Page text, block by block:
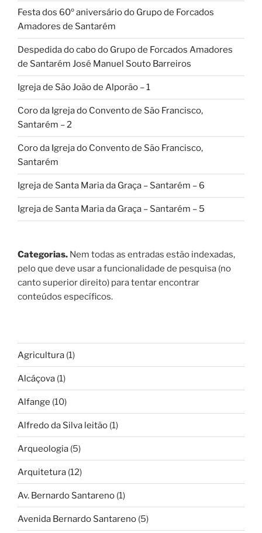
Festa dos 60º aniversário do Grupo de Forcados
Amadores de Santarém
Despedida do cabo do Grupo de Forcados Amadores
de Santarém José Manuel Souto Barreiros
Igreja de São João de Alporão – 1
Coro da Igreja do Convento de São Francisco,
Santarém – 2
Coro da Igreja do Convento de São Francisco,
Santarém
Igreja de Santa Maria da Graça – Santarém – 6
Igreja de Santa Maria da Graça – Santarém – 5
Categorias. Nem todas as entradas estão indexadas,
pelo que deve usar a funcionalidade de pesquisa (no
canto superior direito) para tentar encontrar
conteúdos específicos.
Agricultura (1)
Alcáçova (1)
Alfange (10)
Alfredo da Silva leitão (1)
Arqueologia (5)
Arquitetura (12)
Av. Bernardo Santareno (1)
Avenida Bernardo Santareno (5)